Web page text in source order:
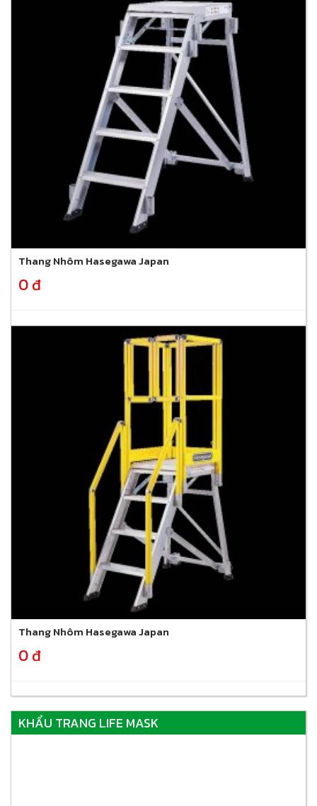
Thang Nhôm Hasegawa Japan
0 đ
Thang Nhôm Hasegawa Japan
0 đ
KHẨU TRANG LIFE MASK